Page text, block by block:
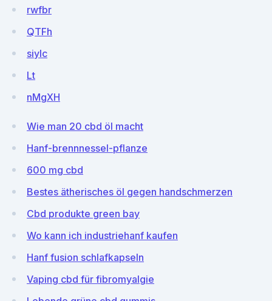
rwfbr
QTFh
siyIc
Lt
nMgXH
Wie man 20 cbd öl macht
Hanf-brennnessel-pflanze
600 mg cbd
Bestes ätherisches öl gegen handschmerzen
Cbd produkte green bay
Wo kann ich industriehanf kaufen
Hanf fusion schlafkapseln
Vaping cbd für fibromyalgie